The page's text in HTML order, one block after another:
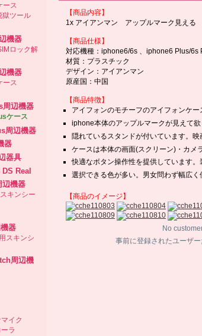
ース
獄ツール
機器
ロック解
機器
ース
辺機器
ケース
周辺機器
器
器具
Real
辺機器
キンシー
器
スキンシ
周辺機
イク
ラ
【商品内容】
1x アイアンマン アップルマーク見える
【商品仕様】
対応機種：iphone6/6s 、iphone6 Plus/
材質：プラスチック
デザイン：アイアンマン
原産国：中国
【商品特徴】
アイフォンのモチーフのアイフォンケ
iphone本体のアップルマークが見えて欲
隠れているスタンドが付いています。映
ケースは本体の画面(スクリーン)・カメ
快適なボタン操作性を提供しています。
選択できる色が多い。男女問わず幅広く
【商品のイメージ】
No
事前に登録されたユーザ